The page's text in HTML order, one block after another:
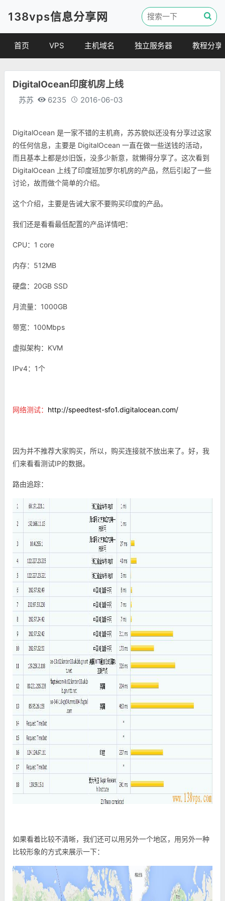
138vps信息分享网
首页 VPS
便宜VPS
VPS评测
主机域名
虚拟主机
独立服务器 教程分享
DigitalOcean印度机房上线
苏苏 6235 2016-06-03
DigitalOcean 是一家不错的主机商，苏苏貌似还没有分享过这家
的任何信息，主要是 DigitalOcean 一直在做一些送钱的活动，
而且基本上都是炒旧饭，没多少新意，就懒得分享了。这次看到
DigitalOcean 上线了印度班加罗尔机房的产品，然后引起了一些
讨论，故而做个简单的介绍。
这个介绍，主要是告诫大家不要购买印度的产品。
我们还是看看最低配置的产品详情吧：
CPU：1 core
内存：512MB
硬盘：20GB SSD
月流量：1000GB
带宽：100Mbps
虚拟架构：KVM
IPv4：1个
网络测试： http://speedtest-sfo1.digitalocean.com/
因为并不推荐大家购买，所以，购买连接就不放出来了。好，我
们来看看测试IP的数据。
路由追踪：
如果看着比较不清晰，我们还可以用另外一个地区，用另外一种
比较形象的方式来展示一下：